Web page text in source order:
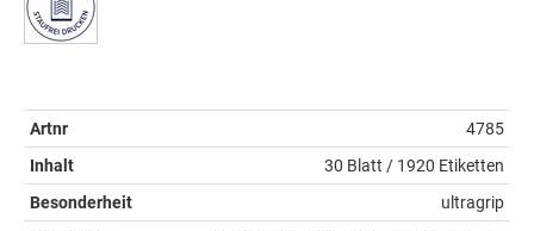
Artnr
4785
Inhalt
30 Blatt / 1920 Etiketten
Besonderheit
ultragrip